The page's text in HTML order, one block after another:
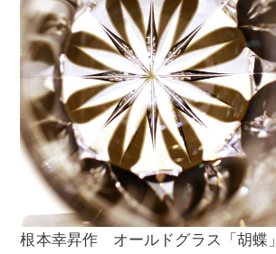
根本幸昇作 オールドグラス「胡蝶」